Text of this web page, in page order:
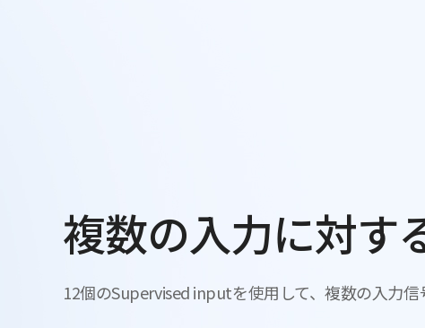
複数の入力に対す
12個のSupervised inputを使用して、複数の入力信